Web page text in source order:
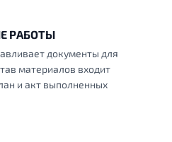
РАБОТЫ
документы для
материалов входит
и акт выполненных